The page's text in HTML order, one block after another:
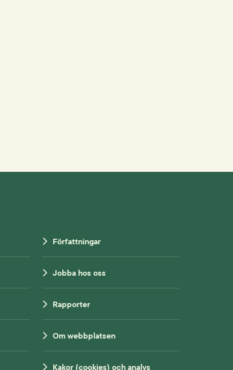
Författningar
Jobba hos oss
Rapporter
Om webbplatsen
Kakor (cookies) och analys